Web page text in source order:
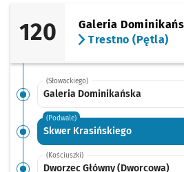
120
Galeria
Trestno (Pętla)
(Słowackiego)
Galeria Dominikańska
(Podwale)
Skwer Krasińskiego
(Kościuszki)
Dworzec Główny (Dworcowa)